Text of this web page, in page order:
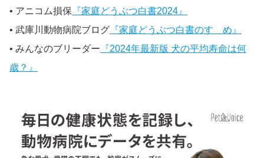
• アニコム損保 『家庭どうぶつ白書2024』
• 武庫川動物病院ブログ 『家庭どうぶつ白書のすゝめ』
• みんなのブリーダー 『2024年最新版 犬の平均寿命は何
歳？』